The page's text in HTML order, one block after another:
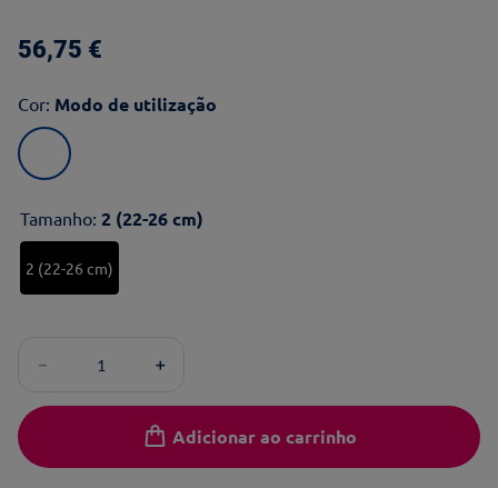
56,75 €
Cor: Modo de utilização
Tamanho: 2 (22-26 cm)
2 (22-26 cm)
＋
－
Adicionar ao carrinho